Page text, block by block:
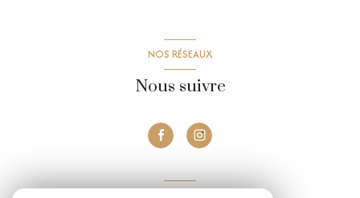
NOS RÉSEAUX
Nous suivre